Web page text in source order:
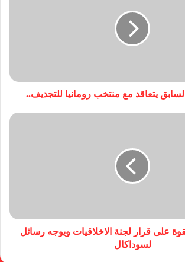
يتعاقد مع منتخب رومانيا للتجديف..
على قرار لجنة الاخلاقيات ويوجه رسائل
لسوداكال